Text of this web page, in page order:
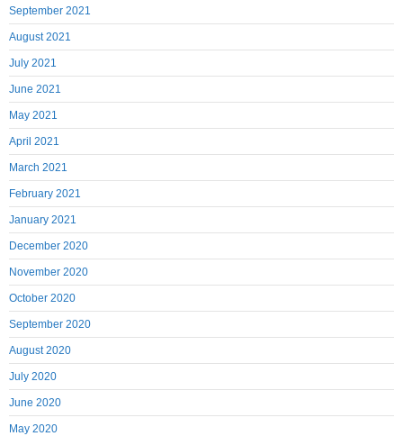
September 2021
August 2021
July 2021
June 2021
May 2021
April 2021
March 2021
February 2021
January 2021
December 2020
November 2020
October 2020
September 2020
August 2020
July 2020
June 2020
May 2020